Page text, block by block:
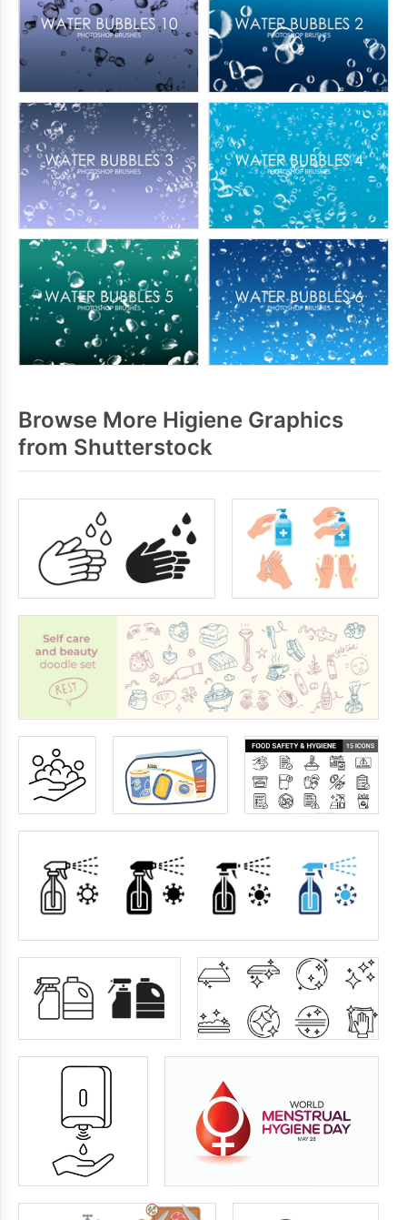
Browse More Higiene Graphics
from Shutterstock